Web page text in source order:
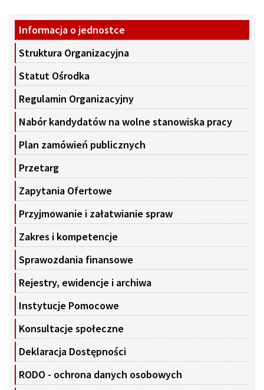
Informacja o jednostce
Struktura Organizacyjna
Statut Ośrodka
Regulamin Organizacyjny
Nabór kandydatów na wolne stanowiska pracy
Plan zamówień publicznych
Przetarg
Zapytania Ofertowe
Przyjmowanie i załatwianie spraw
Zakres i kompetencje
Sprawozdania finansowe
Rejestry, ewidencje i archiwa
Instytucje Pomocowe
Konsultacje społeczne
Deklaracja Dostępności
RODO - ochrona danych osobowych